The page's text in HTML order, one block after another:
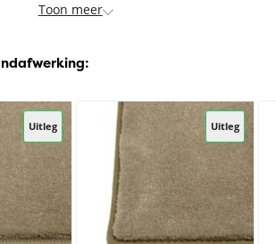
Toon meer
Uitleg Uitleg